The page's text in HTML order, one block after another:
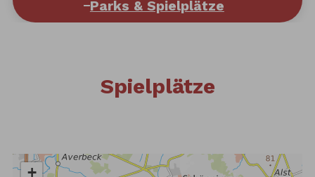
Parks & Spielplätze
Spielplätze